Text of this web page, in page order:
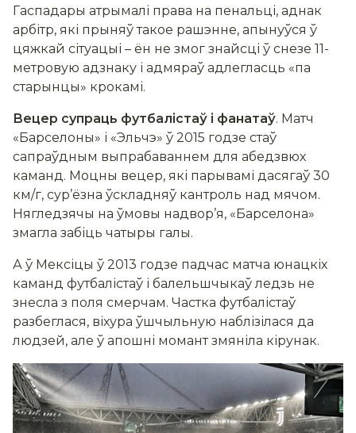
Гаспадары атрымалі права на пенальці, аднак
арбітр, які прыняў такое рашэнне, апынуўся ў
цяжкай сітуацыі – ён не змог знайсці ў снезе 11-
метровую адзнаку і адмяраў адлегласць «па
старынцы» крокамі.
Вецер супраць футбалістаў і фанатаў. Матч
«Барселоны» і «Эльчэ» ў 2015 годзе стаў
сапраўдным выпрабаваннем для абедзвюх
каманд. Моцны вецер, які парывамі дасягаў 30
км/г, сур’ёзна ўскладняў кантроль над мячом.
Нягледзячы на ​​ўмовы надвор’я, «Барселона»
змагла забіць чатыры галы.
А ў Мексіцы ў 2013 годзе падчас матча юнацкіх
каманд футбалістаў і балельшчыкаў ледзь не
знесла з поля смерчам. Частка футбалістаў
разбеглася, віхура ўшчыльную наблізілася да
людзей, але ў апошні момант змяніла кірунак.